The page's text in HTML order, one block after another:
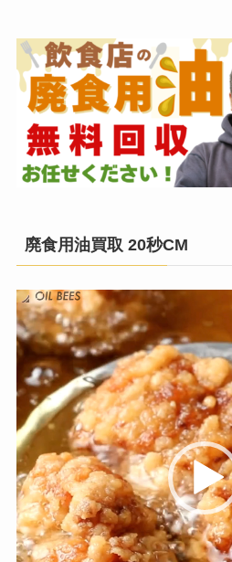
廃食用油買取 20秒CM
動
画
プ
ー
ヤ
ー